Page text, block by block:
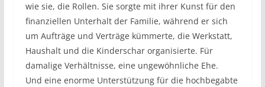
wie sie, die Rollen. Sie sorgte mit ihrer Kunst für den
finanziellen Unterhalt der Familie, während er sich
um Aufträge und Verträge kümmerte, die Werkstatt,
Haushalt und die Kinderschar organisierte. Für
damalige Verhältnisse, eine ungewöhnliche Ehe.
Und eine enorme Unterstützung für die hochbegabte